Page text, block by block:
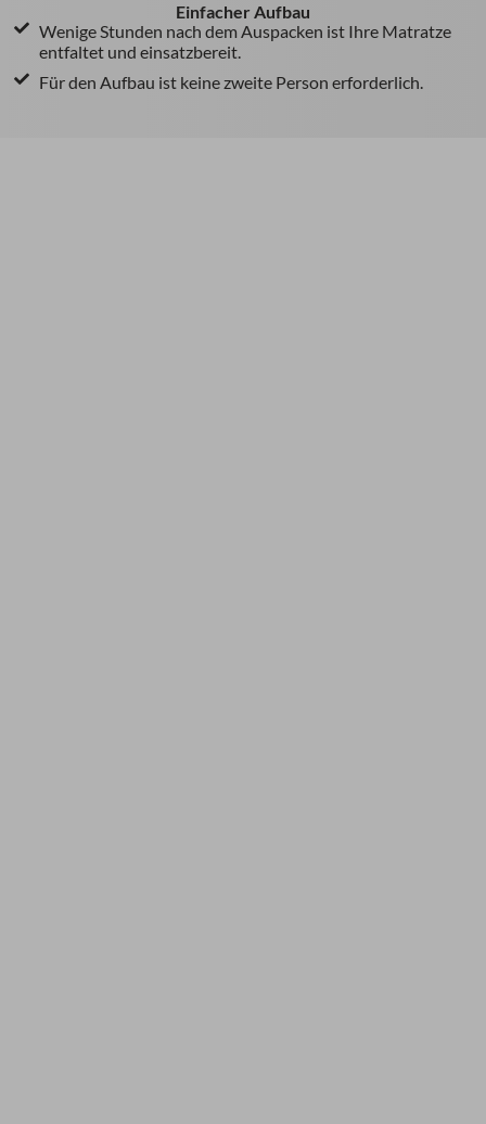
Einfacher Aufbau
Wenige Stunden nach dem Auspacken ist Ihre Matratze
entfaltet und einsatzbereit.
Für den Aufbau ist keine zweite Person erforderlich.